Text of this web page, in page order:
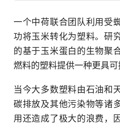
一个中荷联合团队利用受
功将玉米转化为塑料。研
的基于玉米蛋白的生物聚
燃料的塑料提供一种更具可
当今大多数塑料由石油和
碳排放及其他污染物等诸
用还造成了极大的浪费，